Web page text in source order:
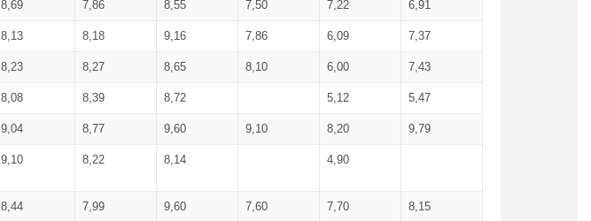
8,69 7,86 8,55 7,50 7,22 6,91
8,13 8,18 9,16 7,86 6,09 7,37
8,23 8,27 8,65 8,10 6,00 7,43
8,08 8,39 8,72 5,12 5,47
9,04 8,77 9,60 9,10 8,20 9,79
9,10 8,22 8,14 4,90
8,44 7,99 9,60 7,60 7,70 8,15